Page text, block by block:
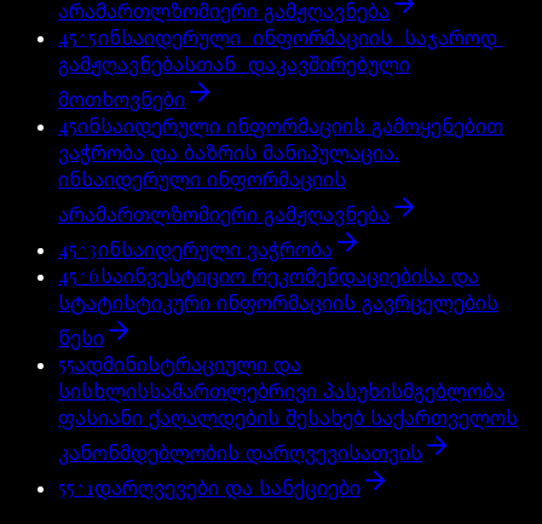
არამართლზომიერი გამჟღავნება
45^5ინსაიდერული ინფორმაციის საჯაროდ
გამჟღავნებასთან დაკავშირებული
მოთხოვნები
45ინსაიდერული ინფორმაციის გამოყენებით
ვაჭრობა და ბაზრის მანიპულაცია.
ინსაიდერული ინფორმაციის
არამართლზომიერი გამჟღავნება
45^3ინსაიდერული ვაჭრობა
45^6საინვესტიციო რეკომენდაციებისა და
სტატისტიკური ინფორმაციის გავრცელების
წესი
55ადმინისტრაციული და
სისხლისსამართლებრივი პასუხისმგებლობა
ფასიანი ქაღალდების შესახებ საქართველოს
კანონმდებლობის დარღვევისათვის
55^1დარღვევები და სანქციები